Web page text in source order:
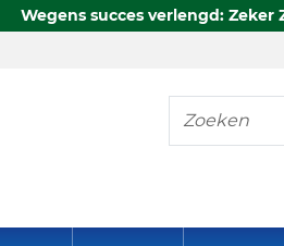
Wegens succes verlengd:
Zoeken